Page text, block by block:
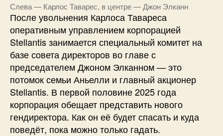
Слева — Карлос Таварес, в центре — Джон Элканн
После увольнения Карлоса Тавареса
оперативным управлением корпорацией
Stellantis занимается специальный комитет на
базе совета директоров во главе с
председателем Джоном Элканном — это
потомок семьи Аньелли и главный акционер
Stellantis. В первой половине 2025 года
корпорация обещает представить нового
гендиректора. Как он её будет спасать и куда
поведёт, пока можно только гадать.